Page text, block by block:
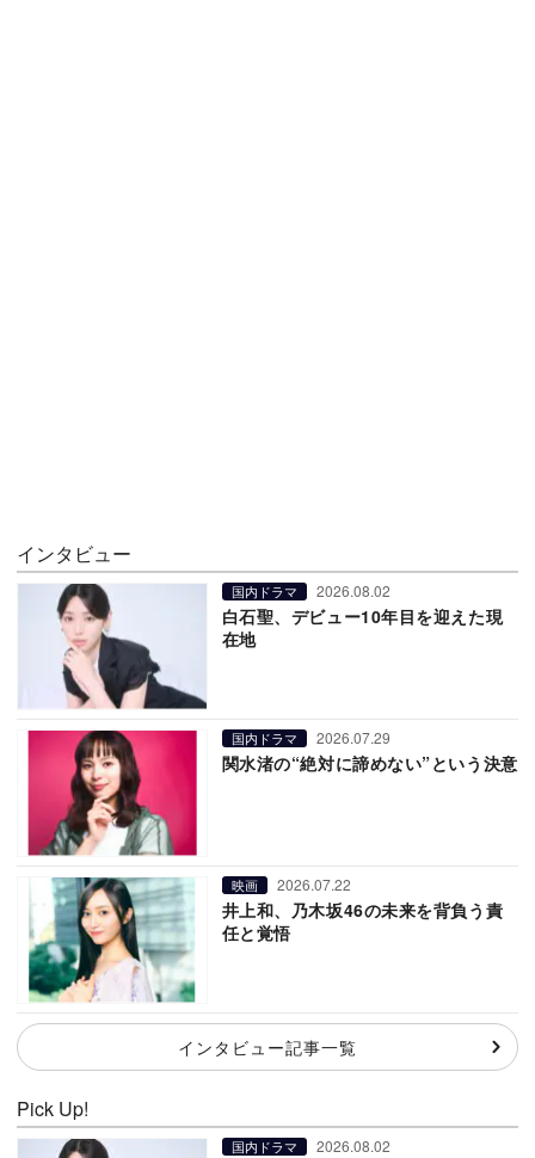
インタビュー
国内ドラマ 2026.08.02
白石聖、デビュー10年目を迎えた現
在地
国内ドラマ 2026.07.29
関水渚の“絶対に諦めない”という決意
映画 2026.07.22
井上和、乃木坂46の未来を背負う責
任と覚悟
インタビュー記事一覧
Pick Up!
国内ドラマ 2026.08.02